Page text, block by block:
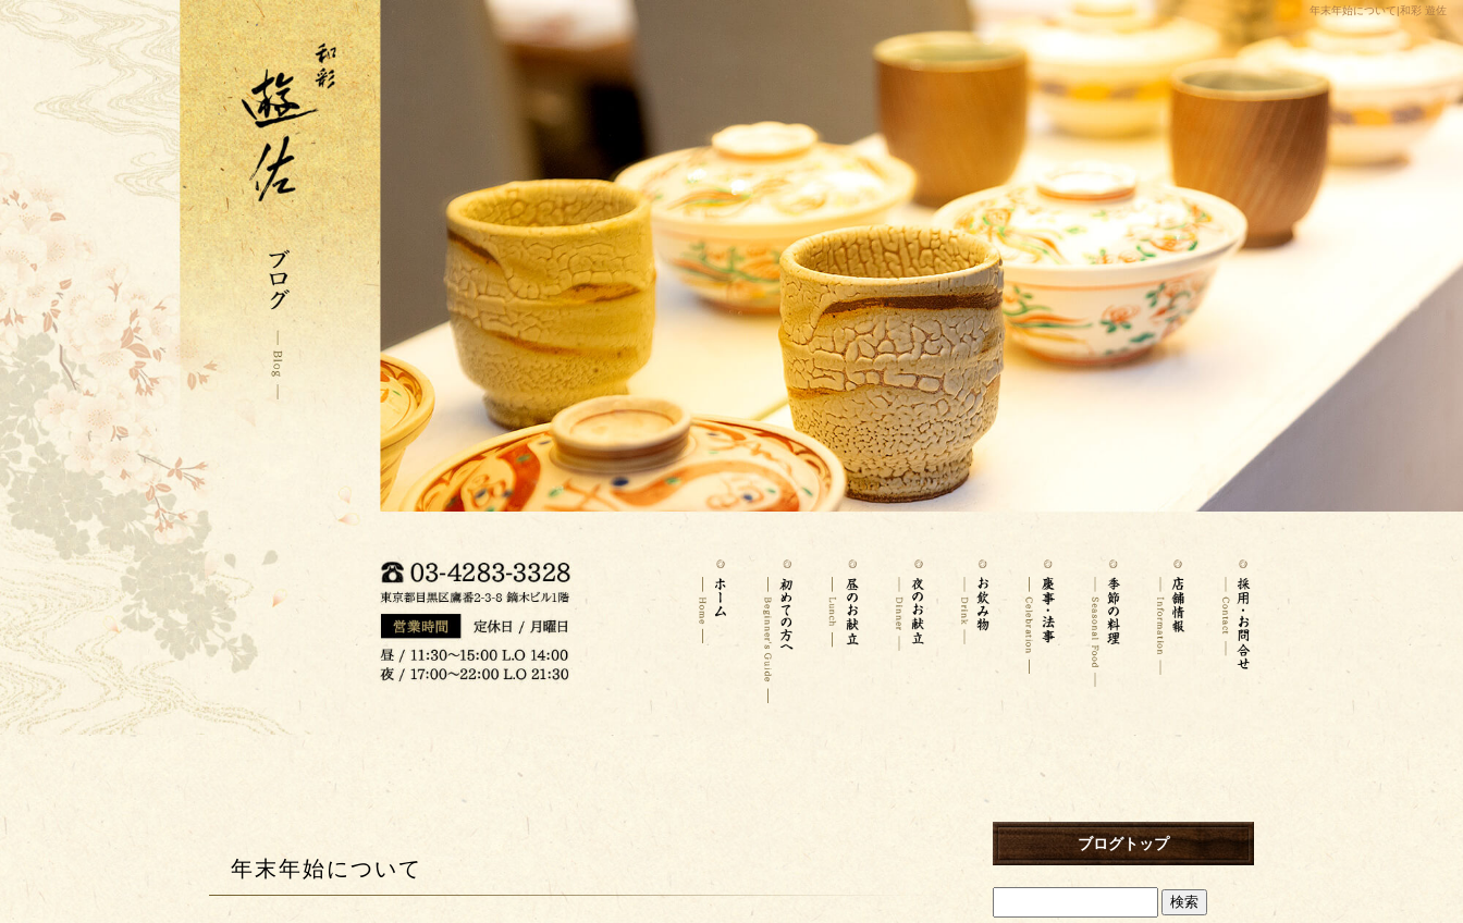
年末年始について|和彩 遊佐
年末年始について
ブログトップ